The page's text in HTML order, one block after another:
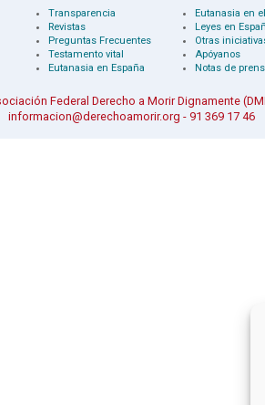
Transparencia
Revistas
Preguntas Frecuentes
Testamento vital
Eutanasia en España
Eutanasia en
Leyes en
Otras
Apóyanos
Notas de
Federal Derecho a Morir Dignamente
informacion@derechoamorir.org - 91 369 17 46